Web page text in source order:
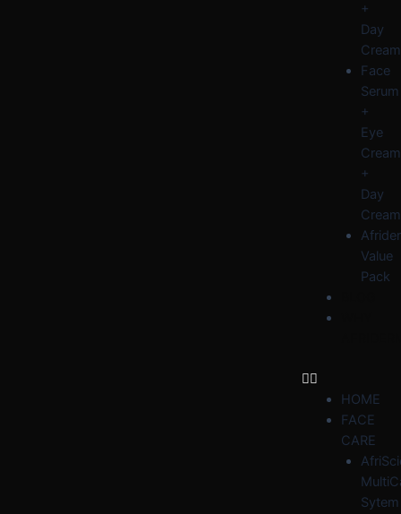
+
Day
Cream
Face
Serum
+
Eye
Cream
+
Day
Cream
Value
Pack
HOME
FACE
CARE
Sytem